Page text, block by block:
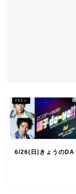
6/26(日)きょうのDA